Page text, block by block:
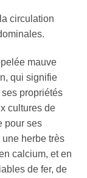
circulation
mauve
qui signifie
propriétés
cultures de
pour ses
herbe très
calcium, et en
de fer, de